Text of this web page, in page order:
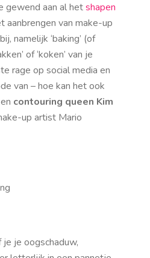
gewend aan al hetshapen
aanbrengen van make-up
namelijk ‘baking’ (of
of ‘koken’ van je
rage op social media en
van – hoe kan het ook
contouring queen Kim
up artist Mario
je oogschaduw,